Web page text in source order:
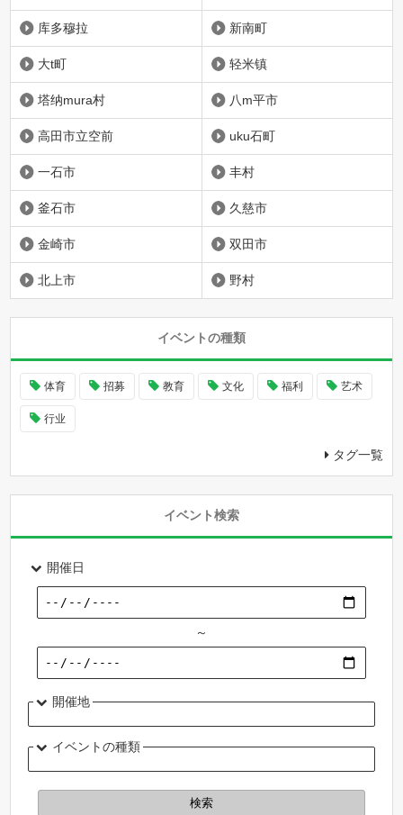
库多穆拉 新南町
大t町 轻米镇
塔纳mura村 八m平市
高田市立空前 uku石町
一石市 丰村
釜石市 久慈市
金崎市 双田市
北上市 野村
イベントの種類
体育 招募 教育 文化 福利 艺术
行业
タグ一覧
イベント検索
開催日
～
開催地
イベントの種類